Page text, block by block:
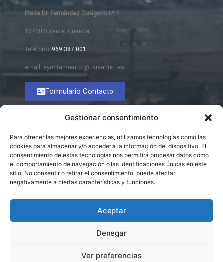
Gestionar consentimiento
Para ofrecer las mejores experiencias, utilizamos tecnologías como las
cookies para almacenar y/o acceder a la información del dispositivo. El
consentimiento de estas tecnologías nos permitirá procesar datos como
el comportamiento de navegación o las identificaciones únicas en este
sitio. No consentir o retirar el consentimiento, puede afectar
negativamente a ciertas características y funciones.
Aceptar
Denegar
Ver preferencias
Plaza Dr. Fernández Turégano nº 1
16700 Sisante, Cuenca
Teléfono: 969 387 001
email: ayuntamiento @ sisante . es
Formulario Contacto